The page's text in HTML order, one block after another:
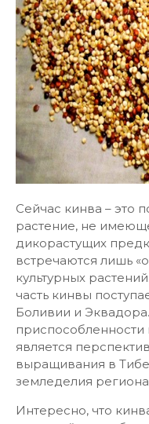
Сейчас кинва – это
растение, не
дикорастущих
встречаются лишь
культурных
часть кинвы
Боливии и
приспособленности
является
выращивания в
земледелия
Интересно, что